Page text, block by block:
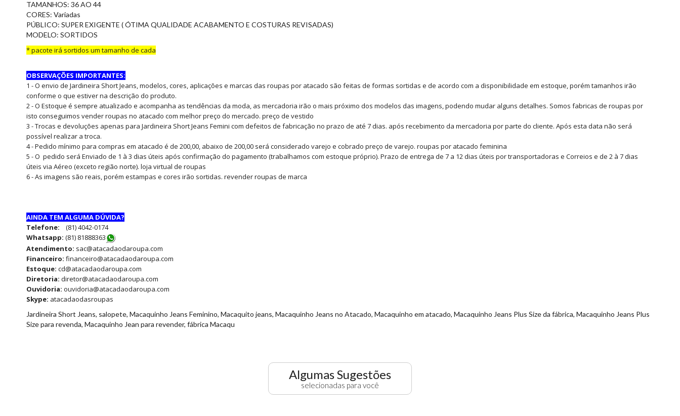
TAMANHOS: 36 AO 44
CORES: Variadas
PÚBLICO: SUPER EXIGENTE ( ÓTIMA QUALIDADE ACABAMENTO E COSTURAS REVISADAS)
MODELO: SORTIDOS
* pacote irá sortidos um tamanho de cada
OBSERVAÇÕES IMPORTANTES:
1 - O envio de Jardineira Short Jeans, modelos, cores, aplicações e marcas das roupas por atacado são feitas de formas sortidas e de acordo com a disponibilidade em estoque, porém tamanhos irão
conforme o que estiver na descrição do produto.
2 - O Estoque é sempre atualizado e acompanha as tendências da moda, as mercadoria irão o mais próximo dos modelos das imagens, podendo mudar alguns detalhes. Somos fabricas de roupas por
isto conseguimos vender roupas no atacado com melhor preço do mercado. preço de vestido
3 - Trocas e devoluções apenas para Jardineira Short Jeans Femini com defeitos de fabricação no prazo de até 7 dias. após recebimento da mercadoria por parte do cliente. Após esta data não será
possível realizar a troca.
4 - Pedido mínimo para compras em atacado é de 200,00, abaixo de 200,00 será considerado varejo e cobrado preço de varejo. roupas por atacado feminina
5 - O pedido será Enviado de 1 à 3 dias úteis após confirmação do pagamento (trabalhamos com estoque próprio). Prazo de entrega de 7 a 12 dias úteis por transportadoras e Correios e de 2 à 7 dias
úteis via Aéreo (exceto região norte). loja virtual de roupas
6 - As imagens são reais, porém estampas e cores irão sortidas. revender roupas de marca
AINDA TEM ALGUMA DÚVIDA?
Telefone: (81) 4042-0174
Whatsapp: (81) 81888363
Atendimento: sac@atacadaodaroupa.com
Financeiro: financeiro@atacadaodaroupa.com
Estoque: cd@atacadaodaroupa.com
Diretoria: diretor@atacadaodaroupa.com
Ouvidoria: ouvidoria@atacadaodaroupa.com
Skype: atacadaodasroupas
Jardineira Short Jeans, salopete, Macaquinho Jeans Feminino, Macaquito jeans, Macaquinho Jeans no Atacado, Macaquinho em atacado, Macaquinho Jeans Plus Size da fábrica, Macaquinho Jeans Plus
Size para revenda, Macaquinho Jean para revender, fábrica Macaqu
Algumas Sugestões
selecionadas para você